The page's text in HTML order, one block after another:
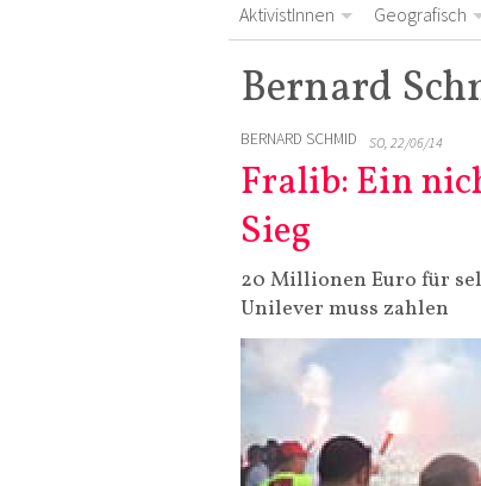
AktivistInnen Geografisch
Bernard
BERNARD SCHMID SO, 22/06/14
Fralib: Ein
Sieg
20 Millionen Euro für
Unilever muss zahlen